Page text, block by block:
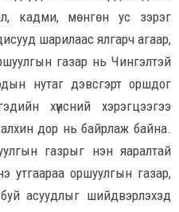
кадми, мөнгөн ус зэрэг
шарилаас ялгарч агаар,
газар нь Чингэлтэй
нутаг дэвсгэрт оршдог
хүнсний хэрэгцээгээ
дор нь байрлаж байна.
газрыг нэн яаралтай
утгаараа оршуулгын газар,
буй асуудлыг шийдвэрлэхэд